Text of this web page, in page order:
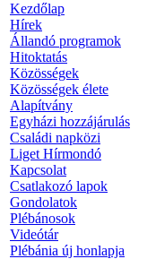
Kezdőlap
Hírek
Állandó programok
Hitoktatás
Közösségek
Közösségek élete
Alapítvány
Egyházi hozzájárulás
Családi napközi
Liget Hírmondó
Kapcsolat
Csatlakozó lapok
Gondolatok
Plébánosok
Videótár
Plébánia új honlapja